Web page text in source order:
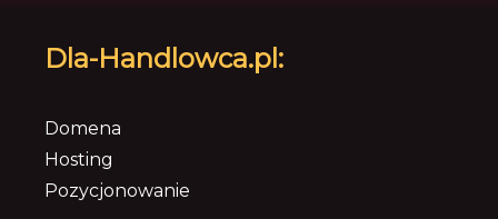
Dla-Handlowca.pl:
Domena
Hosting
Pozycjonowanie